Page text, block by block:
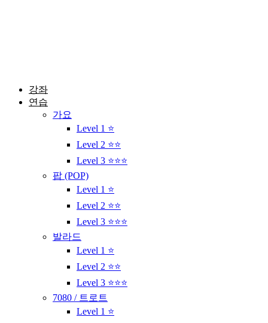
강좌
연습
가요
Level 1 ⭐
Level 2 ⭐⭐
Level 3 ⭐⭐⭐
팝 (POP)
Level 1 ⭐
Level 2 ⭐⭐
Level 3 ⭐⭐⭐
발라드
Level 1 ⭐
Level 2 ⭐⭐
Level 3 ⭐⭐⭐
7080 / 트로트
Level 1 ⭐